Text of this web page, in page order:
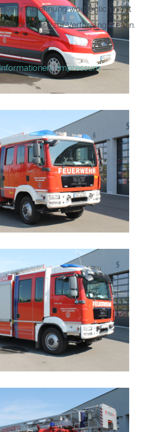
einer Ablehnung womöglich nicht
der Seite zur Verfügung stehen.
|Impressum